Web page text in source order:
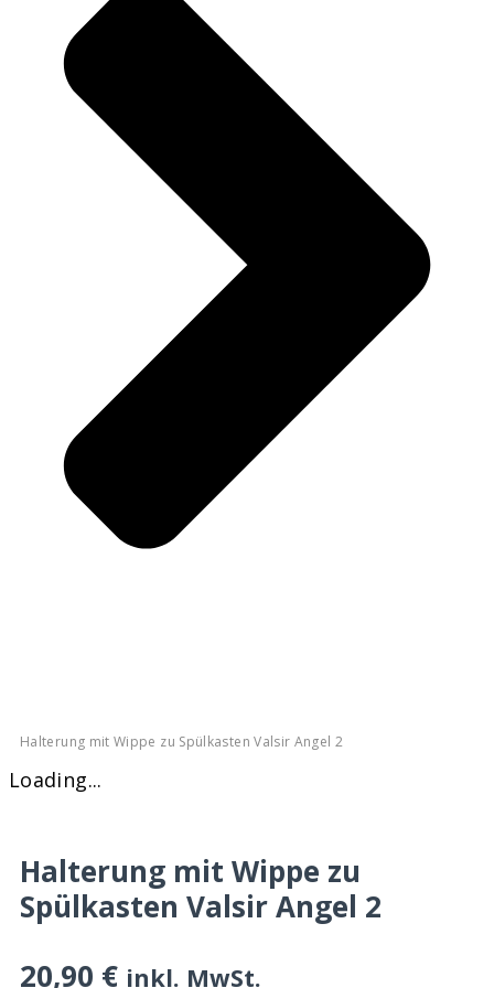
Halterung mit Wippe zu Spülkasten Valsir Angel 2
Loading...
Halterung mit Wippe zu
Spülkasten Valsir Angel 2
20,90 € inkl. MwSt.